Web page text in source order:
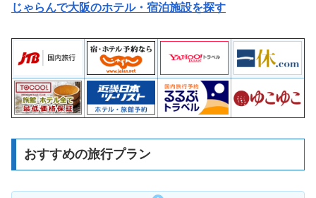
じゃらんで大阪のホテル・宿泊施設を探す
おすすめの旅行プラン